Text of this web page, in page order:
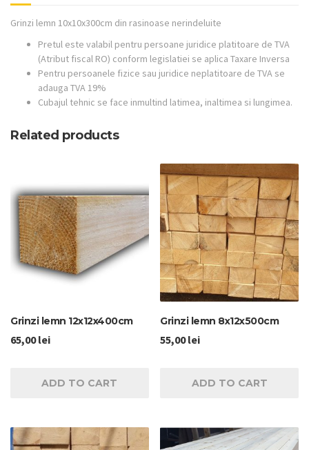
Grinzi lemn 10x10x300cm din rasinoase nerindeluite
Pretul este valabil pentru persoane juridice platitoare de TVA
(Atribut fiscal RO) conform legislatiei se aplica Taxare Inversa
Pentru persoanele fizice sau juridice neplatitoare de TVA se
adauga TVA 19%
Cubajul tehnic se face inmultind latimea, inaltimea si lungimea.
Related products
Grinzi lemn 12x12x400cm
65,00lei
ADD TO CART
Grinzi lemn 8x12x500cm
55,00lei
ADD TO CART